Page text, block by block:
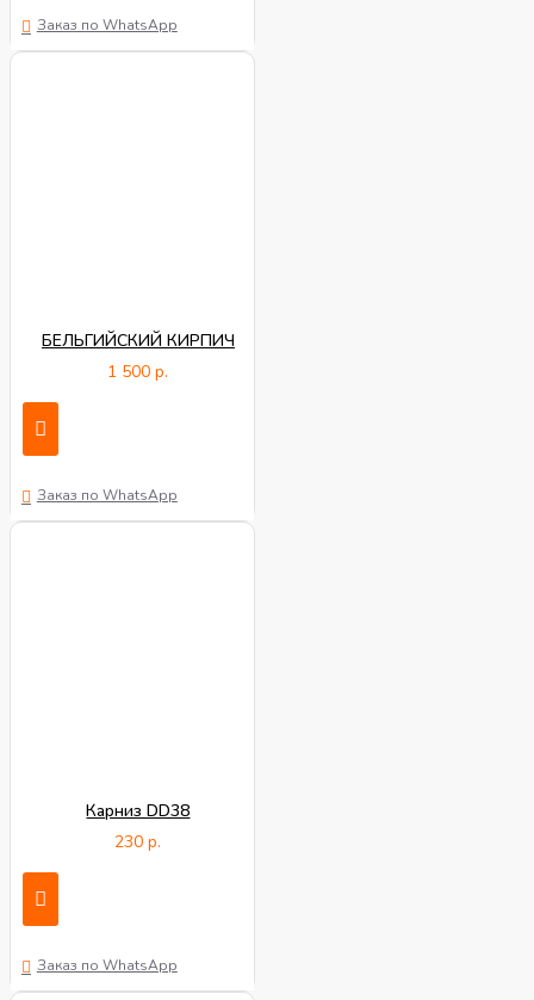
Заказ по WhatsApp
БЕЛЬГИЙСКИЙ КИРПИЧ
1 500 р.
Заказ по WhatsApp
Карниз DD38
230 р.
Заказ по WhatsApp